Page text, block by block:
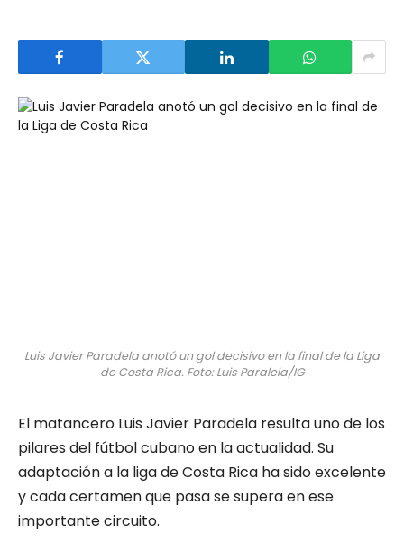
Luis Javier Paradela anotó un gol decisivo en la final de la Liga
de Costa Rica. Foto: Luis Paralela/IG
El matancero Luis Javier Paradela resulta uno de los
pilares del fútbol cubano en la actualidad. Su
adaptación a la liga de Costa Rica ha sido excelente
y cada certamen que pasa se supera en ese
importante circuito.